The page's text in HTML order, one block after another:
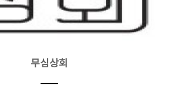
무심상회